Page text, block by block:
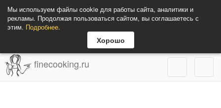
Мы используем файлы cookie для работы сайта, аналитики и
рекламы. Продолжая пользоваться сайтом, вы соглашаетесь с
этим. Подробнее.
Хорошо
finecooking.ru